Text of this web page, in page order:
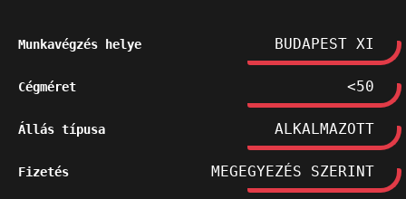
BUDAPEST XI
Munkavégzés helye
<50
Cégméret
ALKALMAZOTT
Állás típusa
MEGEGYEZÉS SZERINT
Fizetés